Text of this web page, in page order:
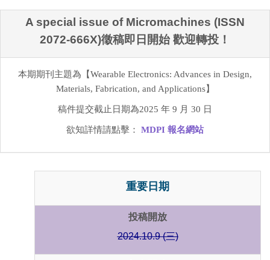
A special issue of Micromachines (ISSN
2072-666X)徵稿即日開始歡迎轉投！
本期期刊主題為【Wearable Electronics: Advances in Design,
Materials, Fabrication, and Applications】
稿件提交截止日期為2025 年 9 月 30 日
欲知詳情請點擊： MDPI 報名網站
重要日期
投稿開放
2024.10.9 (三)